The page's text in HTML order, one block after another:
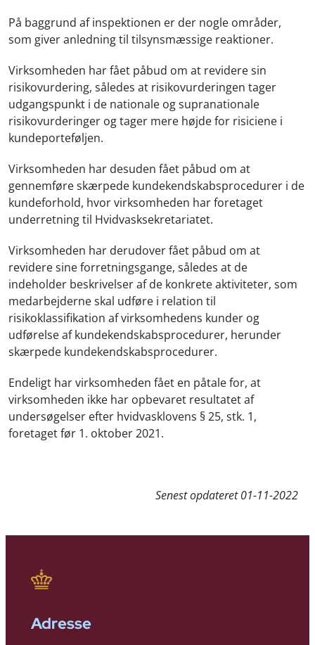
På baggrund af inspektionen er der nogle områder,
som giver anledning til tilsynsmæssige reaktioner.
Virksomheden har fået påbud om at revidere sin
risikovurdering, således at risikovurderingen tager
udgangspunkt i de nationale og supranationale
risikovurderinger og tager mere højde for risiciene i
kundeporteføljen.
Virksomheden har desuden fået påbud om at
gennemføre skærpede kundekendskabsprocedurer i de
kundeforhold, hvor virksomheden har foretaget
underretning til Hvidvasksekretariatet.
Virksomheden har derudover fået påbud om at
revidere sine forretningsgange, således at de
indeholder beskrivelser af de konkrete aktiviteter, som
medarbejderne skal udføre i relation til
risikoklassifikation af virksomhedens kunder og
udførelse af kundekendskabsprocedurer, herunder
skærpede kundekendskabsprocedurer.
Endeligt har virksomheden fået en påtale for, at
virksomheden ikke har opbevaret resultatet af
undersøgelser efter hvidvasklovens § 25, stk. 1,
foretaget før 1. oktober 2021.
Senest opdateret01-11-2022
Adresse